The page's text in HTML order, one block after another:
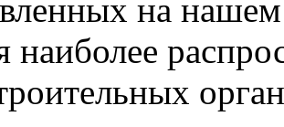
на
наиболее